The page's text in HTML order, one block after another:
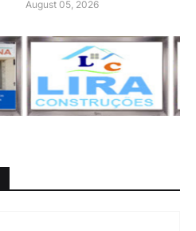
August 05, 2026